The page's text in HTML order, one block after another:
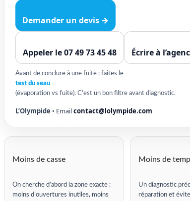
Demander un devis →
Appeler le 07 49 73 45 48 Écrire à
Avant de conclure à une fuite : faites le
test du seau
(évaporation vs fuite). C’est un bon filtre avant diagnostic.
L’Olympide • Emailcontact@lolympide.com
Moins de casse
On cherche d’abord la zone exacte :
moins d’ouvertures inutiles, moins
Moins de
Un diagnostic
réparation et évite